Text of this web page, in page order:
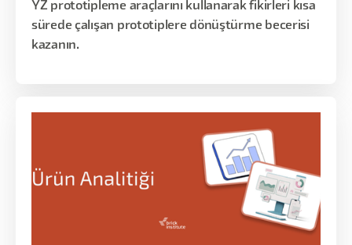
YZ prototipleme araçlarını kullanarak fikirleri kısa
sürede çalışan prototiplere dönüştürme becerisi
kazanın.